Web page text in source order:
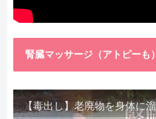
腎臓マッサージ（アトピーも）